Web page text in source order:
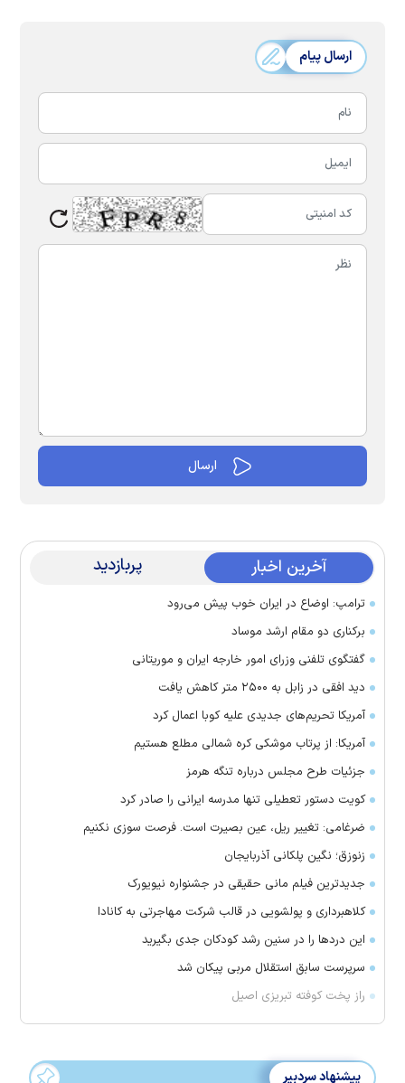
ارسال پیام
آخرین اخبار پربازدید
ترامپ: اوضاع در ایران خوب پیش می‌رود
برکناری دو مقام ارشد موساد
گفتگوی تلفنی وزرای امور خارجه ایران و موریتانی
دید افقی در زابل به ۲۵۰۰ متر کاهش یافت
آمریکا تحریم‌های جدیدی علیه کوبا اعمال کرد
آمریکا: از پرتاب موشکی کره شمالی مطلع هستیم
جزئیات طرح مجلس درباره تنگه هرمز
کویت دستور تعطیلی تنها مدرسه ایرانی را صادر کرد
ضرغامی: تغییر ریل، عین بصیرت است. فرصت سوزی نکنیم
زنوزق؛ نگین پلکانی آذربایجان
جدیدترین فیلم مانی حقیقی در جشنواره نیویورک
کلاهبرداری و پولشویی در قالب شرکت مهاجرتی به کانادا
این درد‌ها را در سنین رشد کودکان جدی بگیرید
سرپرست سابق استقلال مربی پیکان شد
راز پخت کوفته تبریزی اصیل
پیشنهاد سردبیر